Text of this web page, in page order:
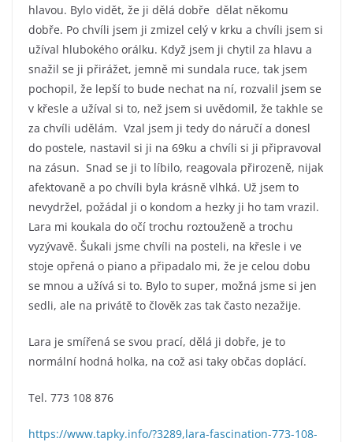
hlavou. Bylo vidět, že ji dělá dobře dělat někomu
dobře. Po chvíli jsem ji zmizel celý v krku a chvíli jsem si
užíval hlubokého orálku. Když jsem ji chytil za hlavu a
snažil se ji přirážet, jemně mi sundala ruce, tak jsem
pochopil, že lepší to bude nechat na ní, rozvalil jsem se
v křesle a užíval si to, než jsem si uvědomil, že takhle se
za chvíli udělám. Vzal jsem ji tedy do náručí a donesl
do postele, nastavil si ji na 69ku a chvíli si ji připravoval
na zásun. Snad se ji to líbilo, reagovala přirozeně, nijak
afektovaně a po chvíli byla krásně vlhká. Už jsem to
nevydržel, požádal ji o kondom a hezky ji ho tam vrazil.
Lara mi koukala do očí trochu roztouženě a trochu
vyzývavě. Šukali jsme chvíli na posteli, na křesle i ve
stoje opřená o piano a připadalo mi, že je celou dobu
se mnou a užívá si to. Bylo to super, možná jsme si jen
sedli, ale na privátě to člověk zas tak často nezažije.
Lara je smířená se svou prací, dělá ji dobře, je to
normální hodná holka, na což asi taky občas doplácí.
Tel. 773 108 876
https://www.tapky.info/?3289,lara-fascination-773-108-